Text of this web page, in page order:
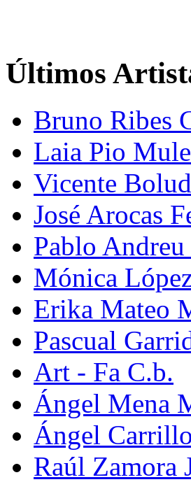
Últimos
Bruno Ribes
Laia Pio
Vicente
José Arocas
Pablo
Mónica
Erika Mateo
Pascual
Art - Fa C.b.
Ángel Mena
Ángel
Raúl Zamora